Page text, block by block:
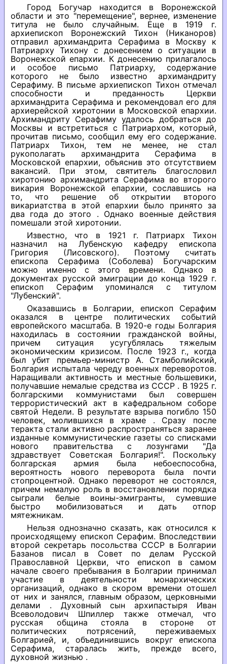
Город Богучар находится в Воронежской
области и это "перемещение", вернее, изменение
титула не было случайным. Еще в 1919 г.
архиепископ Воронежский Тихон (Никаноров)
отправил архимандрита Серафима в Москву к
Патриарху Тихону с донесением о ситуации в
Воронежской епархии. К донесению прилагалось
и особое письмо Патриарху, содержание
которого не было известно архимандриту
Серафиму. В письме архиепископ Тихон отмечал
способности и преданность Церкви
архимандрита Серафима и рекомендовал его для
архиерейской хиротонии в Московской епархии.
Архимандриту Серафиму удалось добраться до
Москвы и встретиться с Патриархом, который,
прочитав письмо, сообщил ему его содержание.
Патриарх Тихон, тем не менее, не стал
рукополагать архимандрита Серафима в
Московской епархии, объяснив это отсутствием
вакансий. При этом, святитель благословил
хиротонию архимандрита Серафима во второго
викария Воронежской епархии, сославшись на
то, что решение об открытии второго
викариатства в этой епархии было принято за
два года до этого . Однако военные действия
помешали этой хиротонии.
Известно, что в 1921 г. Патриарх Тихон
назначил на Лубенскую кафедру епископа
Григория (Лисовского). Поэтому считать
епископа Серафима (Соболева) Богучарским
можно именно с этого времени. Однако в
документах русской эмиграции до конца 1929 г.
епископ Серафим упоминался с титулом
"Лубенский".
Оказавшись в Болгарии, епископ Серафим
оказался в центре политических событий
европейского масштаба. В 1920-е годы Болгария
находилась в состоянии гражданской войны,
причем ситуация усугублялась тяжелым
экономическим кризисом. После 1923 г., когда
был убит премьер-министр А. Стамболийский,
Болгария испытала череду военных переворотов.
Наращивали активность и местные большевики,
получавшие немалые средства из СССР . В 1925 г.
болгарскими коммунистами был совершен
террористический акт в кафедральном соборе
святой Недели. В результате взрыва погибло 150
человек, молившихся в храме . Сразу после
теракта стали активно распространяться заранее
изданные коммунистические газеты со списками
нового правительства с лозунгами "Да
здравствует Советская Болгария!". Поскольку
болгарская армия была небоеспособна,
вероятность нового переворота была почти
стопроцентной. Однако переворот не состоялся,
причем немалую роль в восстановлении порядка
сыграли белые воины-эмигранты, сумевшие
быстро мобилизоваться и дать отпор
мятежникам.
Нельзя однозначно сказать, как относился к
происходящему епископ Серафим. Впоследствии
второй секретарь посольства СССР в Болгарии
Базанов писал в Совет по делам Русской
Православной Церкви, что епископ в самом
начале своего пребывания в Болгарии принимал
участие в деятельности монархических
организаций, однако в скором времени отошел
от них и занялся, главным образом, церковными
делами . Духовный сын архипастыря Иван
Всеволодович Шпиллер также отмечал, что
русская община стояла в стороне от
политических потрясений, переживаемых
Болгарией, и, объединившись вокруг епископа
Серафима, старалась жить, прежде всего,
духовной жизнью .